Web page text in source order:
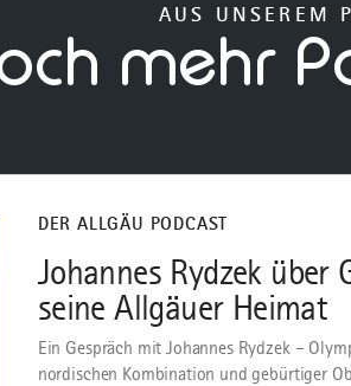
AUS UNSEREM
mehr
DER ALLGÄU PODCAST
Johannes Rydzek über
seine Allgäuer Heimat
Ein Gespräch mit Johannes Rydzek –
nordischen Kombination und gebürtiger